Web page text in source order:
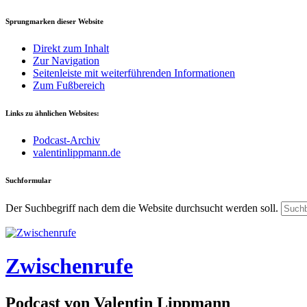
Sprungmarken dieser Website
Direkt zum Inhalt
Zur Navigation
Seitenleiste mit weiterführenden Informationen
Zum Fußbereich
Links zu ähnlichen Websites:
Podcast-Archiv
valentinlippmann.de
Suchformular
Der Suchbegriff nach dem die Website durchsucht werden soll.
Zwischenrufe
Podcast von Valentin Lippmann